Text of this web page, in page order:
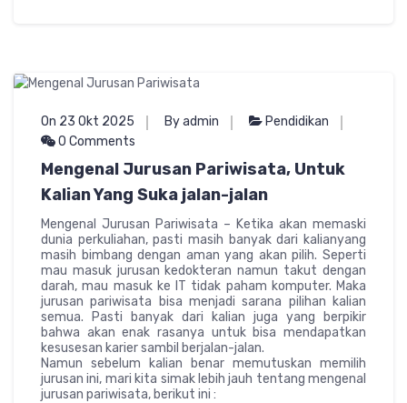
On 23 Okt 2025 By admin
Pendidikan
0 Comments
Mengenal Jurusan Pariwisata, Untuk
Kalian Yang Suka jalan-jalan
Mengenal Jurusan Pariwisata – Ketika akan memaski
dunia perkuliahan, pasti masih banyak dari kalianyang
masih bimbang dengan aman yang akan pilih. Seperti
mau masuk jurusan kedokteran namun takut dengan
darah, mau masuk ke IT tidak paham komputer. Maka
jurusan pariwisata bisa menjadi sarana pilihan kalian
semua. Pasti banyak dari kalian juga yang berpikir
bahwa akan enak rasanya untuk bisa mendapatkan
kesusesan karier sambil berjalan-jalan.
Namun sebelum kalian benar memutuskan memilih
jurusan ini, mari kita simak lebih jauh tentang mengenal
jurusan pariwisata, berikut ini :